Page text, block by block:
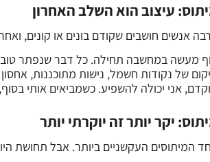
עיצוב הוא השלב האחרון
אנשים חושבים שקודם בונים או קונים,
מעשה במחשבה תחילה. כל דבר שנפתר טוב
של נקודות חשמל, נישות מתוכננות,
אני יכולה להשפיע. כשמביאים אותי
יקר יותר זה יוקרתי יותר
המיתוסים העקשניים ביותר. אבל תחושת